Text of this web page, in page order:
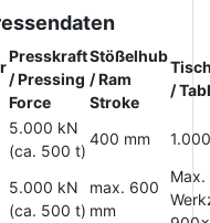
Presskraft
/ Pressing
Force
Stößelhub
/ Ram
Stroke
/
5.000 kN
(ca. 500 t)
400 mm
5.000 kN
(ca. 500 t)
max. 600
mm
Max.